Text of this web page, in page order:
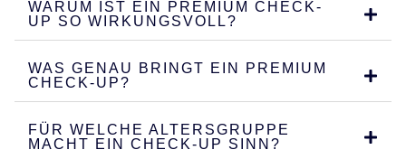
WARUM IST EIN PREMIUM CHECK-
UP SO WIRKUNGSVOLL?
WAS GENAU BRINGT EIN PREMIUM
CHECK-UP?
FÜR WELCHE ALTERSGRUPPE
MACHT EIN CHECK-UP SINN?